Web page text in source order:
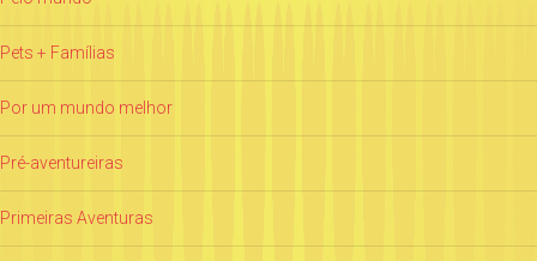
Pets + Famílias
Por um mundo melhor
Pré-aventureiras
Primeiras Aventuras